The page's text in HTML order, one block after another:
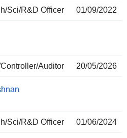
Sci/R&D Officer 01/09/2022
Auditor 20/05/2026
Sci/R&D Officer 01/06/2024